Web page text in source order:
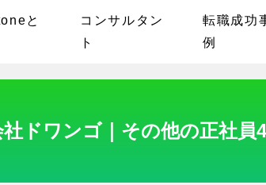
と
コンサルタン
ト
転職成功
例
ドワンゴ｜その他の正社員